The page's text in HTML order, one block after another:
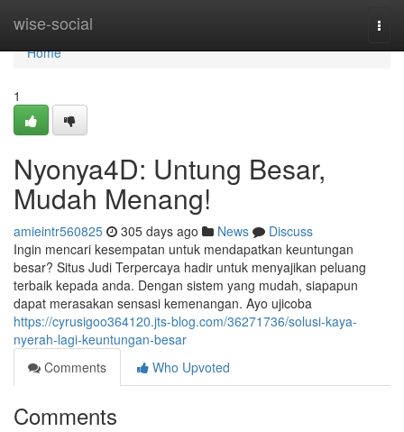
wise-social
Home
Home
1
Nyonya4D: Untung Besar,
Mudah Menang!
amieintr560825 305 days ago News
Discuss
Ingin mencari kesempatan untuk mendapatkan keuntungan
besar? Situs Judi Terpercaya hadir untuk menyajikan peluang
terbaik kepada anda. Dengan sistem yang mudah, siapapun
dapat merasakan sensasi kemenangan. Ayo ujicoba
https://cyrusigoo364120.jts-blog.com/36271736/solusi-kaya-
nyerah-lagi-keuntungan-besar
Comments
Who Upvoted
Comments